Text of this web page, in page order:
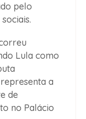
pelo
Lula como
a
de
no Palácio